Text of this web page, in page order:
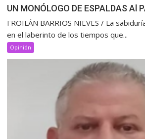
UN MONÓLOGO DE ESPALDAS Al
FROILÁN BARRIOS NIEVES / La
en el laberinto de los tiempos que...
Opinión